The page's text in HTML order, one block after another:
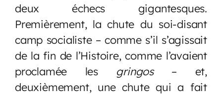
deux échecs gigantesques.
Premièrement, la chute du soi-disant
camp socialiste – comme s’il s’agissait
de la fin de l’Histoire, comme l’avaient
proclamée les gringos– et,
deuxièmement, une chute qui a fait